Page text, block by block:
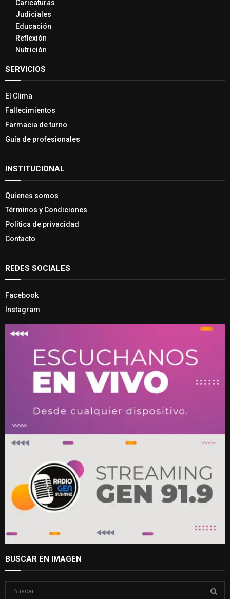
Caricaturas
Judiciales
Educación
Reflexión
Nutrición
SERVICIOS
El Clima
Fallecimientos
Farmacia de turno
Guía de profesionales
INSTITUCIONAL
Quienes somos
Términos y Condiciones
Política de privacidad
Contacto
REDES SOCIALES
Facebook
Instagram
BUSCAR EN IMAGEN